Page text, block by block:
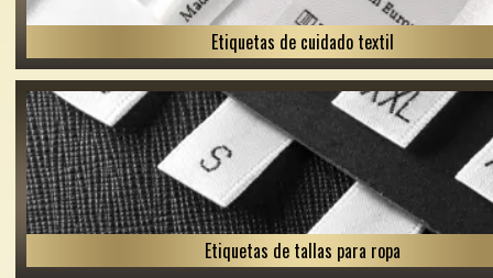
Etiquetas de cuidado textil
Etiquetas de tallas para ropa